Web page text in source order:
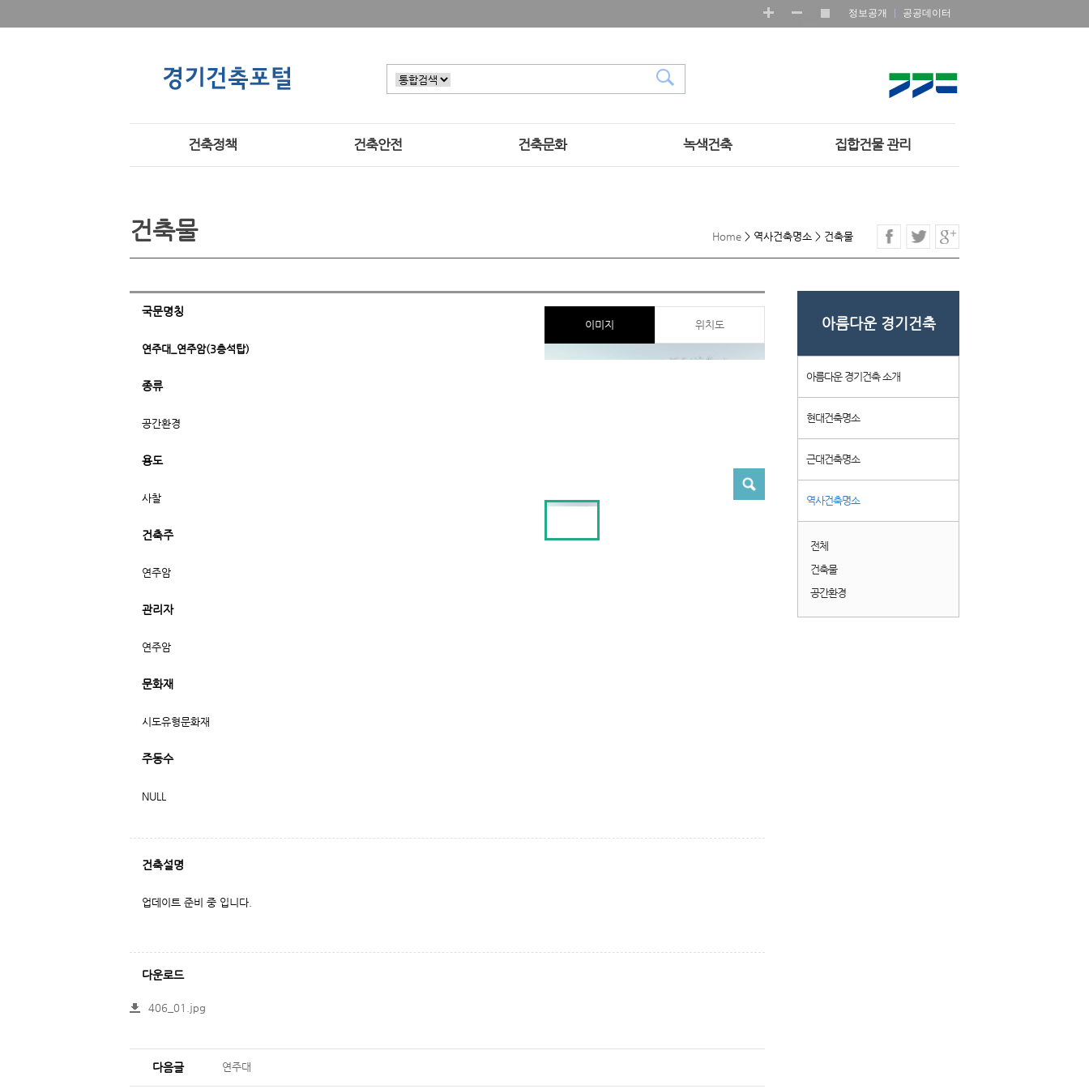
정보공개 공공데이터
건축정책 건축안전 건축문화 녹색건축 집합건물 관리
Home > 역사건축명소 > 건축물
건축물
아름다운 경기건축
아름다운 경기건축 소개
현대건축명소
근대건축명소
역사건축명소
전체
건축물
공간환경
국문명칭
연주대_연주암(3층석탑)
종류
공간환경
용도
사찰
건축주
연주암
관리자
연주암
문화재
시도유형문화재
주동수
NULL
이미지 위치도
건축설명
업데이트 준비 중 입니다.
다운로드
406_01.jpg
다음글 연주대